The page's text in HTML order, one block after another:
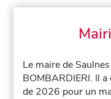
Le maire de
BOMBARDIERI. Il
de 2026 pour un